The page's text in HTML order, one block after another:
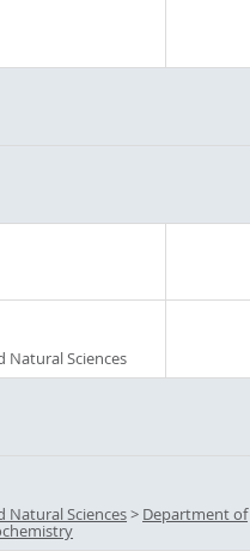
Natural Sciences
Natural Sciences> Department of